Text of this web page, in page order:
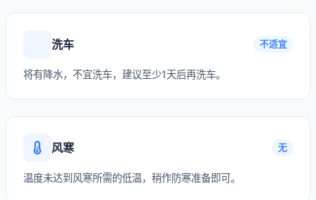
洗车 不适宜
将有降水，不宜洗车，建议至少1天后再洗车。
风寒 无
温度未达到风寒所需的低温，稍作防寒准备即可。